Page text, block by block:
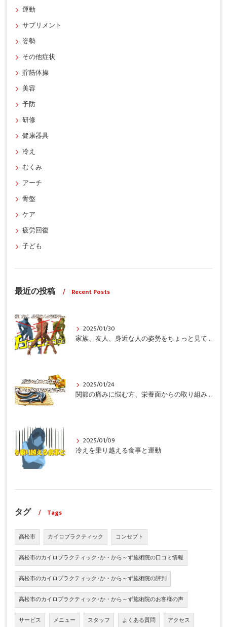
運動
サプリメント
姿勢
その他症状
貯筋体操
美容
予防
研修
健康器具
冷え
むくみ
アーチ
骨盤
ケア
疲労回復
子ども
最近の投稿 Recent Posts
2025/01/30
家族、友人、身近な人の姿勢をちょっと見てみませんか？
2025/01/24
関節の痛みに悩む方、栄養面からの取り組みも重要ですよ！
2025/01/09
冷えを乗り越える食事と運動
タグ Tags
高松市 カイロプラクティック コンセプト
高松市のカイロプラクティック･か・から～ず施術院の口コミ情報
高松市のカイロプラクティック･か・から～ず施術院の評判
高松市のカイロプラクティック･か・から～ず施術院のお客様の声
サービス メニュー スタッフ よくある質問 アクセス